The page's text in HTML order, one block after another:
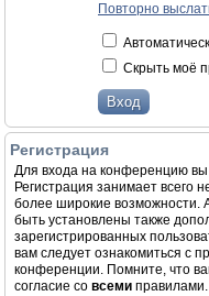
Повторно
Скрыть моё
Регистрация
Для входа на конференцию
Регистрация занимает всего
более широкие возможности.
быть установлены также
зарегистрированных
вам следует ознакомиться с
конференции. Помните, что
согласие со всеми правилами.